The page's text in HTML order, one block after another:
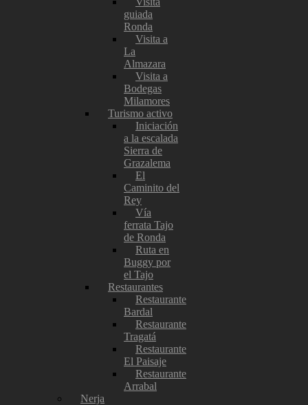
guiada
Ronda
Visita a
La
Almazara
Visita a
Bodegas
Milamores
Turismo activo
Iniciación
a la escalada
Sierra de
Grazalema
El
Caminito del
Rey
Vía
ferrata Tajo
de Ronda
Ruta en
Buggy por
el Tajo
Restaurantes
Restaurante
Bardal
Restaurante
Tragatá
Restaurante
El Paisaje
Restaurante
Arrabal
Nerja